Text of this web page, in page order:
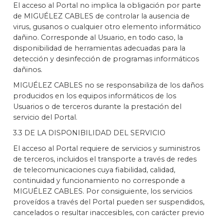
El acceso al Portal no implica la obligación por parte
de MIGUÉLEZ CABLES de controlar la ausencia de
virus, gusanos o cualquier otro elemento informático
dañino. Corresponde al Usuario, en todo caso, la
disponibilidad de herramientas adecuadas para la
detección y desinfección de programas informáticos
dañinos.
MIGUÉLEZ CABLES no se responsabiliza de los daños
producidos en los equipos informáticos de los
Usuarios o de terceros durante la prestación del
servicio del Portal.
3.3 DE LA DISPONIBILIDAD DEL SERVICIO
El acceso al Portal requiere de servicios y suministros
de terceros, incluidos el transporte a través de redes
de telecomunicaciones cuya fiabilidad, calidad,
continuidad y funcionamiento no corresponde a
MIGUÉLEZ CABLES. Por consiguiente, los servicios
proveídos a través del Portal pueden ser suspendidos,
cancelados o resultar inaccesibles, con carácter previo